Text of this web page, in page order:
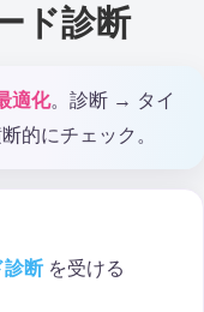
ド診断
適化。診断 → タイ
的にチェック。
診断 を受ける